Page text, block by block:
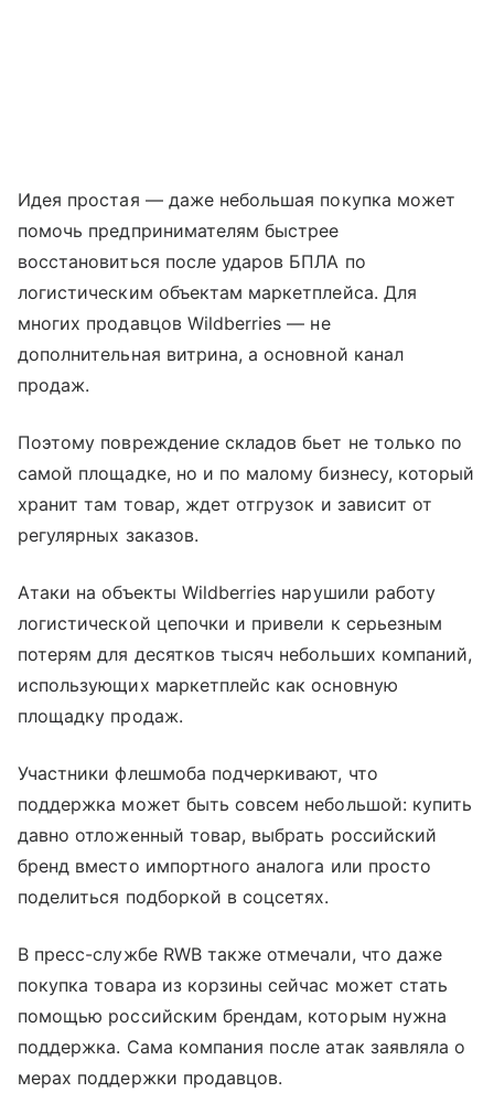
Идея простая — даже небольшая покупка может
помочь предпринимателям быстрее
восстановиться после ударов БПЛА по
логистическим объектам маркетплейса. Для
многих продавцов Wildberries — не
дополнительная витрина, а основной канал
продаж.
Поэтому повреждение складов бьет не только по
самой площадке, но и по малому бизнесу, который
хранит там товар, ждет отгрузок и зависит от
регулярных заказов.
Атаки на объекты Wildberries нарушили работу
логистической цепочки и привели к серьезным
потерям для десятков тысяч небольших компаний,
использующих маркетплейс как основную
площадку продаж.
Участники флешмоба подчеркивают, что
поддержка может быть совсем небольшой: купить
давно отложенный товар, выбрать российский
бренд вместо импортного аналога или просто
поделиться подборкой в соцсетях.
В пресс-службе RWB также отмечали, что даже
покупка товара из корзины сейчас может стать
помощью российским брендам, которым нужна
поддержка. Сама компания после атак заявляла о
мерах поддержки продавцов.